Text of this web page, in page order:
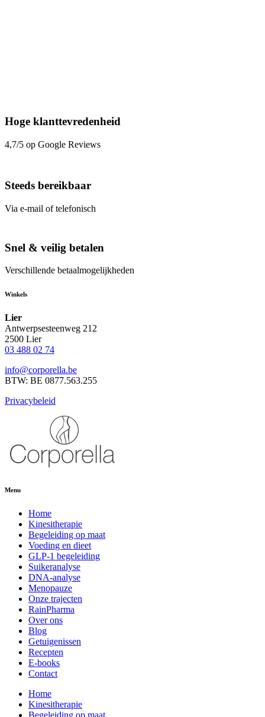
Hoge klanttevredenheid
4,7/5 op Google Reviews
Steeds bereikbaar
Via e-mail of telefonisch
Snel & veilig betalen
Verschillende betaalmogelijkheden
Winkels
Lier
Antwerpsesteenweg 212
2500 Lier
03 488 02 74
info@corporella.be
BTW: BE 0877.563.255
Privacybeleid
Menu
Home
Kinesitherapie
Begeleiding op maat
Voeding en dieet
GLP-1 begeleiding
Suikeranalyse
DNA-analyse
Menopauze
Onze trajecten
RainPharma
Over ons
Blog
Getuigenissen
Recepten
E-books
Contact
Home
Kinesitherapie